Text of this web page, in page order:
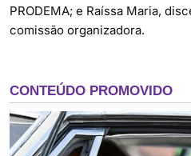
PRODEMA; e Raíssa Maria,
comissão organizadora.